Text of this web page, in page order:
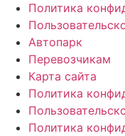
Политика
Автопарк
Перевозчикам
Карта сайта
Политика
Политика